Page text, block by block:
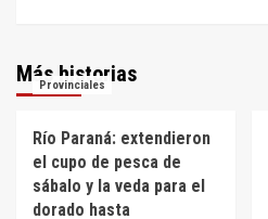
Más historias
Provinciales
Río Paraná: extendieron
el cupo de pesca de
sábalo y la veda para el
dorado hasta